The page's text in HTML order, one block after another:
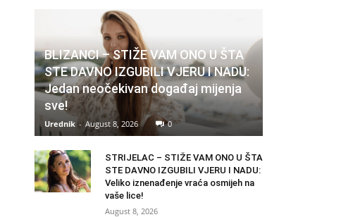
BLIZANCI – STIŽE VAM ONO U ŠTA
STE DAVNO IZGUBILI VJERU I NADU:
Jedan neočekivan događaj mijenja
sve!
Urednik - August 8, 2026 0
STRIJELAC – STIŽE VAM ONO U ŠTA
STE DAVNO IZGUBILI VJERU I NADU:
Veliko iznenađenje vraća osmijeh na
vaše lice!
August 8, 2026